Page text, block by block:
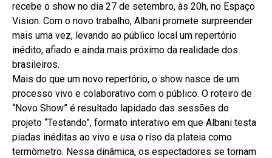
recebe o show no dia 27 de setembro, às 20h, no Espaço
Vision. Com o novo trabalho, Albani promete surpreender
mais uma vez, levando ao público local um repertório
inédito, afiado e ainda mais próximo da realidade dos
brasileiros.
Mais do que um novo repertório, o show nasce de um
processo vivo e colaborativo com o público. O roteiro de
“Novo Show” é resultado lapidado das sessões do
projeto “Testando”, formato interativo em que Albani testa
piadas inéditas ao vivo e usa o riso da plateia como
termômetro. Nessa dinâmica, os espectadores se tornam